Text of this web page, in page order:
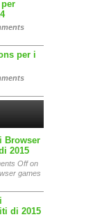
per i
Browser
2015
Offon
games
di 2015